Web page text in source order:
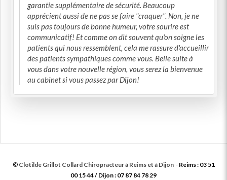
garantie supplémentaire de sécurité. Beaucoup
apprécient aussi de ne pas se faire "craquer". Non, je ne
suis pas toujours de bonne humeur, votre sourire est
communicatif! Et comme on dit souvent qu'on soigne les
patients qui nous ressemblent, cela me rassure d'accueillir
des patients sympathiques comme vous. Belle suite à
vous dans votre nouvelle région, vous serez la bienvenue
au cabinet si vous passez par Dijon!
© Clotilde Grillot Collard Chiropracteur à Reims et à Dijon - Reims : 03 51
00 15 44 / Dijon : 07 87 84 78 29